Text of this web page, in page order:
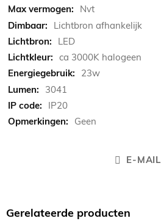
Nvt
Lichtbron afhankelijk
LED
ca 3000K halogeen
23w
3041
IP20
Geen
E-MAIL
Gerelateerde producten